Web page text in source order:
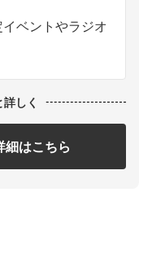
ベントやラジオ
しく
はこちら